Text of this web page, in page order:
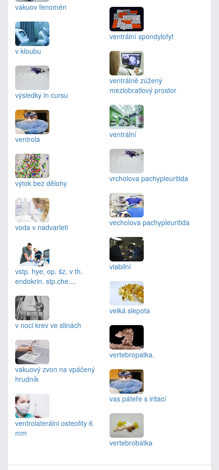
vakuov fenomén
v kloubu
výsledky in cursu
ventrola
výtok bez dělohy
voda v nadvarleti
vstp. hye, op. šz, v th.
endokrin. stp.che....
v noci krev ve slinách
vakuový zvon na vpáčený
hrudník
ventrolaterálni osteofity 6
mm
ventrální spondylofyt
ventrálně zúžený
meziobratlový prostor
ventrální
vrcholova pachypleuritida
vecholova pachypleuritida
viabilní
velká slepota
vertebropatka.
vas páteře s iritací
vertebrobatka